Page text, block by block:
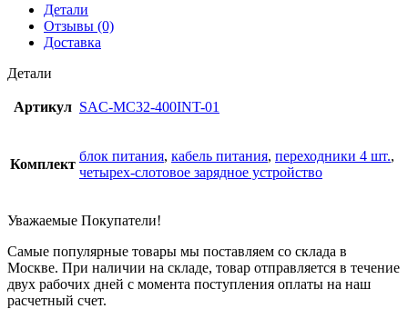
Детали
Отзывы (0)
Доставка
Детали
Артикул SAC-MC32-400INT-01
Комплект
блок питания, кабель питания, переходники 4 шт.,
четырех-слотовое зарядное устройство
Уважаемые Покупатели!
Самые популярные товары мы поставляем со склада в
Москве. При наличии на складе, товар отправляется в течение
двух рабочих дней с момента поступления оплаты на наш
расчетный счет.